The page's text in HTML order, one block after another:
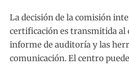
La decisión de la comisión
certificación es transmitida al
informe de auditoría y las
comunicación. El centro